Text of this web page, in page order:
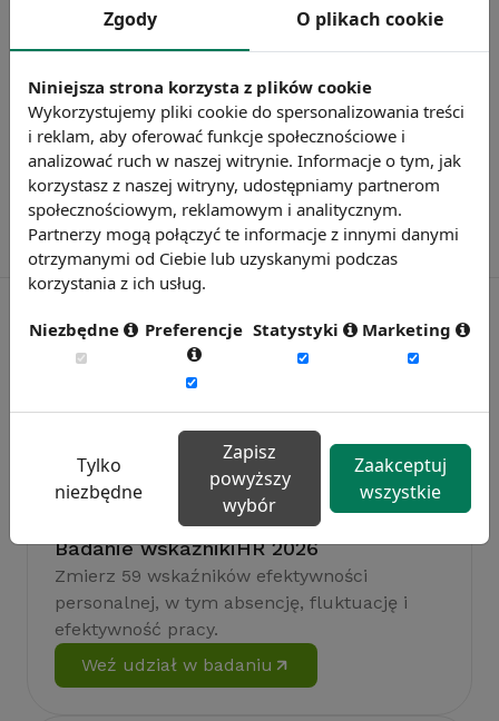
„pośredniaka”. Dodatkowo, ważną rolę dla
poprawy statystyk będzie odgrywał stan
polskiej gospodarki.
Badanie wskaźnikiHR 2026
Zmierz 59 wskaźników efektywności
personalnej, w tym absencję, fluktuację i
efektywność pracy.
Weź udział w badaniu
Zgody O plikach cookie
Niniejsza strona korzysta z plików cookie
Wykorzystujemy pliki cookie do spersonalizowania treści
i reklam, aby oferować funkcje społecznościowe i
analizować ruch w naszej witrynie. Informacje o tym, jak
korzystasz z naszej witryny, udostępniamy partnerom
społecznościowym, reklamowym i analitycznym.
Partnerzy mogą połączyć te informacje z innymi danymi
otrzymanymi od Ciebie lub uzyskanymi podczas
korzystania z ich usług.
Niezbędne Preferencje Statystyki Marketing
Tylko
niezbędne
Zapisz
powyższy
wybór
Zaakceptuj
wszystkie